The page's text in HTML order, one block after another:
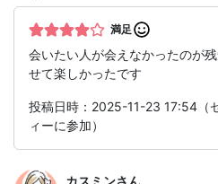
満足
会いたい人が会えなかったのが
せて楽しかったです
投稿日時：2025-11-23 17:54（
ィーに参加）